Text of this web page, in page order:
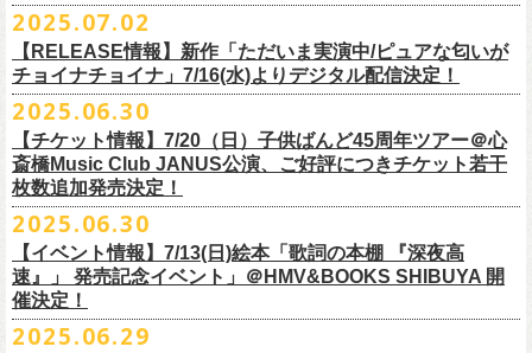
◎「チョイナチョイナトートバッグ」
カラー：ストーンブルー、スモーキーピンク
■vol.3
ゲスト：根本要（スターダスト☆レビュー）
https://www.youtube.com/watch?v=OMoBtAjSn-w
■vol.4：山里亮太（南海キャンディーズ）
https://youtube.com/live/_ipE- Na37yY
■vol.5
ゲスト：大槻ケンヂ（筋肉少女帯/特撮/オケミス）
https://www.youtube.com/watch?v=1EMet2dx9d4
■vol.6
ゲスト：TOSHI-LOW（BRAHMAN）
◎「フラカンの日本武道館 Part2」グッズ サイン入り（何が届くかはお
※キャンペーン参加にはXアカウントが必要となります。
※賞品の選択は出来ません。予めご了承ください。
★応募方法
1.キャンペーン公式ページ
スします。
2.キャンペーン公式ページで、Spotifyの特別プレイリストを作成。
3.作成したプレイリストを #フラカンプレイリストをつけてXでシェア。
4.フラワーカンパニーズ公式Xのキャンペーンポストをリポストして完了
です。
一部商品は製造に時間を要するため、7/22(火)より生産開始となります。
それを踏まえ、【7/21(月祝)23:59まで】にご注文いただいた超早期ご購
入対象の方には、確実にお届け＆超早期ご注文特典ステッカー（裏面に
メンバーからのお礼メッセージ入り）をお付けいたします！
7/22(火)以降のご注文＆公演当日ご購入の方にもなるべくお届けできるよ
う製作したいと思いますが、商品によって、場合によっては完売となる
可能性がございます。ご希望の方はどうぞお早めにご注文ください！
◎「フラカンの日本武道館 Part2 〜超・今が旬〜」オフィ
シャルグッズ事前通販ページ
https://capitalradioone.jp/
https://SPACESHOWERFUGA.lnk.
◎うつみようこ＆YOKOLOCO BAND
日時：12/23(火)Open 18:00 / Start 19:00
会場：京都磔磔
チケット料金：前売¥5000 / 当日¥5500
チケット取り扱い：
・磔磔店頭（販売中）
・7/12(土)10:00〜7/24(木)23:59 イープラスプレオーダー
・8/9〜 一般発売（イープラス）
イープラス販売URL（プレオーダー・一般共通）
https://eplus.jp/sf/detail/4361520001-P0030001
フラワーカンパニーズ 新作グッズが登場！
充電器やケーブル、モバイルバッテリーなどまとめて持ち運びできる
「CHICKEN SKIN RECORDS ガジェットポーチ」、
7/9(水)に発売する企画アルバム『HESOKURI ～オリジナルアルバム未収
録集～』発売を記念した「HESOKURIアクキー」、
こちらの2種を7/5(土)フラワーカンパニーズ アコースティック・ワンマ
ンツアー 「フォークの爆発2025～座って演奏するスタイルです～」＠喜
多方 大和川酒造北方風土館 より販売致します！
2025.07.02
【RELEASE情報】新作「ただいま実演中/ピュアな匂いが
チョイナチョイナ」7/16(水)よりデジタル配信決定！
フラワーカンパニーズが20枚目のアルバム『正しい哺乳類』
リリースしたばかりの中、早くも新曲2曲を制作！
そのタイトルは「ただいま実演中」と「ピュアな匂いがチョイナチョイ
ナ」。
出来立てほやほやの今2曲をダブルAサイドシングルとして7/
タル配信することが決定！
どうぞお楽しみに！
2025.06.30
【チケット情報】7/20（日）子供ばんど45周年ツアー＠⼼
斎橋Music Club JANUS公演、ご好評につきチケット若干
枚数追加発売決定！
2025.06.30
【イベント情報】7/13(日)絵本「歌詞の本棚 『深夜高
速』」 発売記念イベント」＠HMV&BOOKS SHIBUYA 開
催決定！
2025.06.29